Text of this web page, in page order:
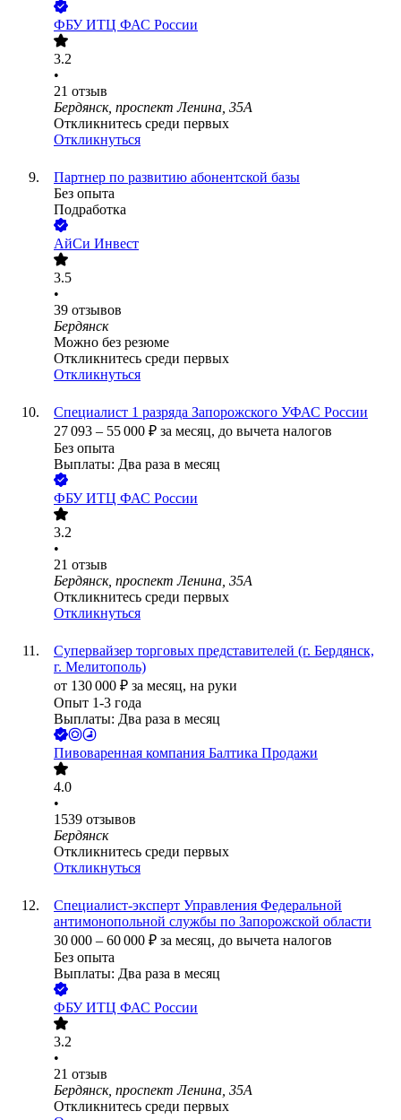
ФБУ ИТЦ ФАС России
3.2
•
21 отзыв
Бердянск, проспект Ленина, 35А
Откликнитесь среди первых
Откликнуться
Партнер по развитию абонентской базы
Без опыта
Подработка
АйСи Инвест
3.5
•
39 отзывов
Бердянск
Можно без резюме
Откликнитесь среди первых
Откликнуться
Специалист 1 разряда Запорожского УФАС России
27 093 – 55 000 ₽ за месяц, до вычета налогов
Без опыта
Выплаты: Два раза в месяц
ФБУ ИТЦ ФАС России
3.2
•
21 отзыв
Бердянск, проспект Ленина, 35А
Откликнитесь среди первых
Откликнуться
Супервайзер торговых представителей (г. Бердянск,
г. Мелитополь)
от 130 000 ₽ за месяц, на руки
Опыт 1-3 года
Выплаты: Два раза в месяц
Пивоваренная компания Балтика Продажи
4.0
•
1539 отзывов
Бердянск
Откликнитесь среди первых
Откликнуться
Специалист-эксперт Управления Федеральной
антимонопольной службы по Запорожской области
30 000 – 60 000 ₽ за месяц, до вычета налогов
Без опыта
Выплаты: Два раза в месяц
ФБУ ИТЦ ФАС России
3.2
•
21 отзыв
Бердянск, проспект Ленина, 35А
Откликнитесь среди первых